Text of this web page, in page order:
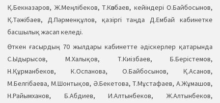
Қ.Бекназаров, Ж.Меңлібеков, Т.Көпбаев, кейіндері О.Байбосынов,
Қ.Тәжібаев, Д.Пәрменқұлов, қазіргі таңда Д.Ембай кабинетке
басшылық жасап келеді.
Өткен ғасырдың 70 жылдары кабинетте әдіскерлер қатарында
С.Ыдырысов, М.Халықов, Т.Киізбаев, Б.Берістемов,
Н.Құрманбеков, К.Оспанова, О.Байбосынов, Қ.Асанов,
М.Белгібаева, М.Шонтықов, Ә.Бекетова, Т.Мұстафаев, А.Жұмашов,
Н.Райымханов, Б.Абдиев, И.Алтынбеков, Ж.Алтынбеков,